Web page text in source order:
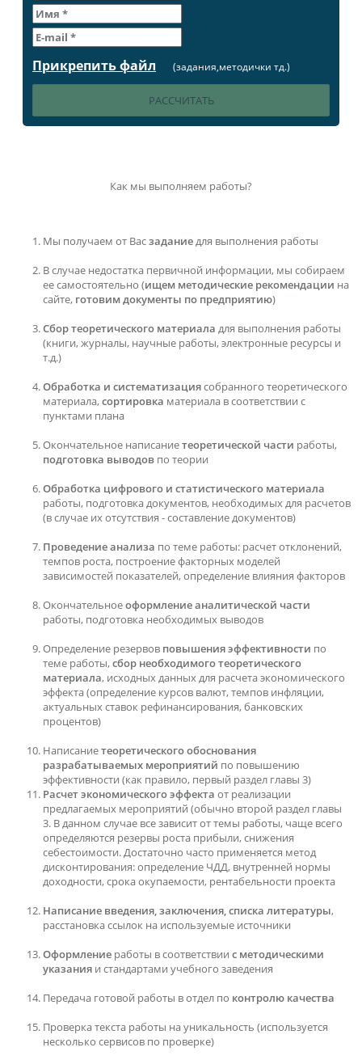
Прикрепить файл (задания,методички тд.)
Как мы выполняем работы?
Мы получаем от Васзаданиедля выполнения работы
В случае недостатка первичной информации, мы собираем
ее самостоятельно (ищем методические рекомендации на
сайте, готовим документы по предприятию)
Сбор теоретического материала для выполнения работы
(книги, журналы, научные работы, электронные ресурсы и
т.д.)
Обработка и систематизациясобранного теоретического
материала,сортировка материала в соответствии с
пунктами плана
Окончательное написаниетеоретической части работы,
подготовка выводов по теории
Обработка цифрового и статистического материала
работы, подготовка документов, необходимых для расчетов
(в случае их отсутствия - составление документов)
Проведение анализа по теме работы: расчет отклонений,
темпов роста, построение факторных моделей
зависимостей показателей, определение влияния факторов
Окончательноеоформление аналитической части
работы, подготовка необходимых выводов
Определение резервов повышения эффективности по
теме работы,сбор необходимого теоретического
материала, исходных данных для расчета экономического
эффекта (определение курсов валют, темпов инфляции,
актуальных ставок рефинансирования, банковских
процентов)
Написаниетеоретического обоснования
разрабатываемых мероприятий по повышению
эффективности (как правило, первый раздел главы 3)
Расчет экономического эффекта от реализации
предлагаемых мероприятий (обычно второй раздел главы
3. В данном случае все зависит от темы работы, чаще всего
определяются резервы роста прибыли, снижения
себестоимости. Достаточно часто применяется метод
дисконтирования: определение ЧДД, внутренней нормы
доходности, срока окупаемости, рентабельности проекта
Написание введения, заключения, списка литературы,
расстановка ссылок на используемые источники
Оформление работы в соответствии с методическими
указания и стандартами учебного заведения
Передача готовой работы в отдел по контролю качества
Проверка текста работы на уникальность (используется
несколько сервисов по проверке)